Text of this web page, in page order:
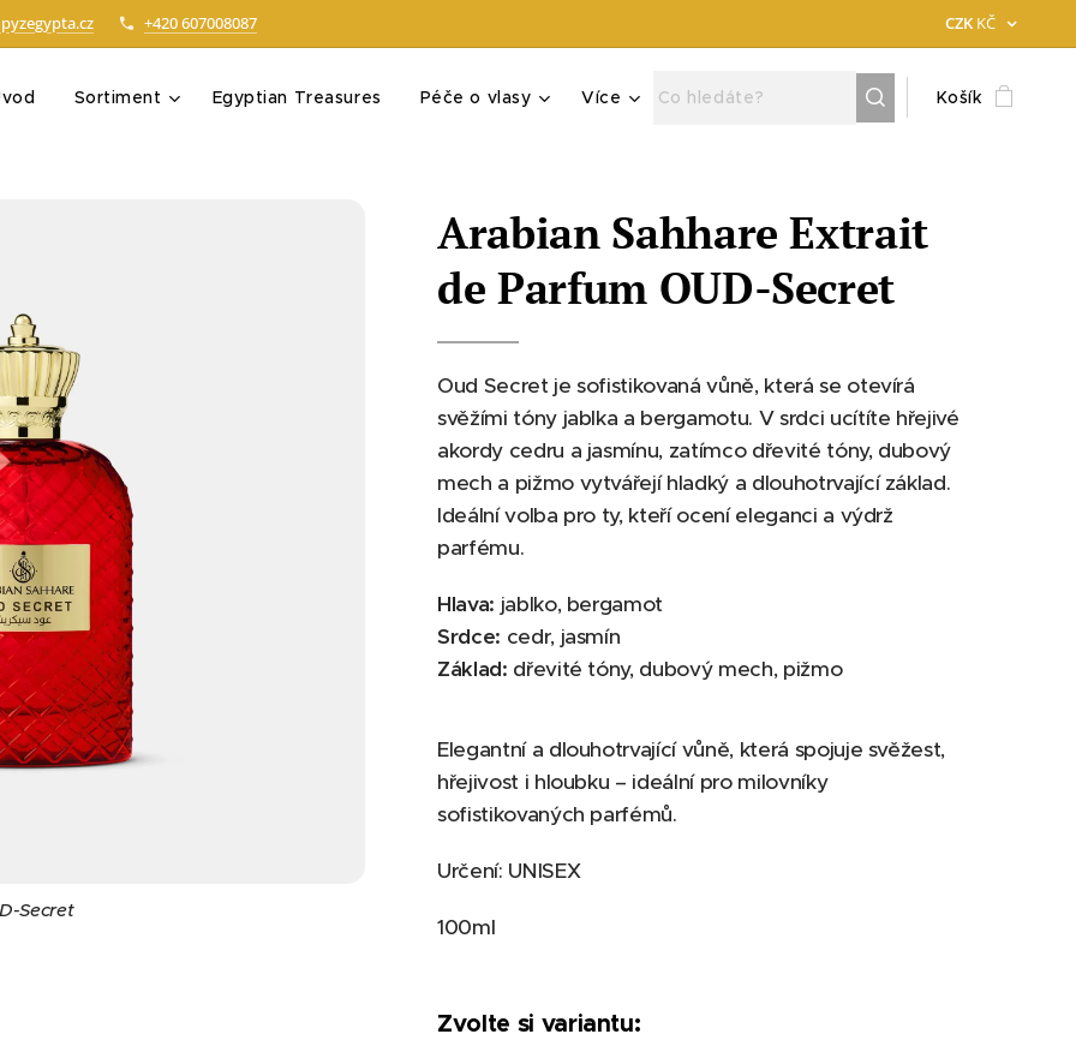
+420 607008087 CZK KČ
Sortiment Egyptian Treasures Péče o vlasy Více Košík
Arabian Sahhare Extrait
de Parfum OUD-Secret
Secret
Oud Secret je sofistikovaná vůně, která se otevírá
svěžími tóny jablka a bergamotu. V srdci ucítíte hřejivé
akordy cedru a jasmínu, zatímco dřevité tóny, dubový
mech a pižmo vytvářejí hladký a dlouhotrvající základ.
Ideální volba pro ty, kteří ocení eleganci a výdrž
parfému.
Hlava: jablko, bergamot
Srdce: cedr, jasmín
Základ: dřevité tóny, dubový mech, pižmo
Elegantní a dlouhotrvající vůně, která spojuje svěžest,
hřejivost i hloubku – ideální pro milovníky
sofistikovaných parfémů.
Určení: UNISEX
100ml
Zvolte si variantu: